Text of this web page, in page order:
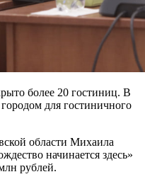
более 20 гостиниц. В
для гостиничного
области Михаила
начинается здесь»
рублей.